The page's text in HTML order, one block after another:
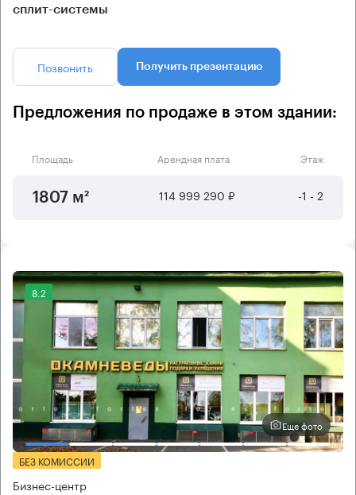
сплит-системы
Позвонить Получить презентацию
Предложения по продаже в этом здании:
Площадь Арендная плата Этаж
1807 м² 114 999 290 ₽ -1 - 2
8.2
Еще фото
БЕЗ КОМИССИИ
Бизнес-центр